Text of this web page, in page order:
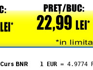
Curs BNR 1 EUR = 4.9774